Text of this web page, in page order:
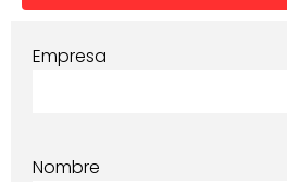
Empresa
Nombre